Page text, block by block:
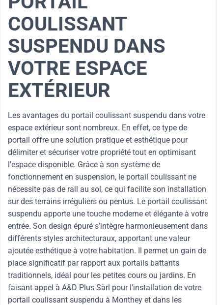
COULISSANT
SUSPENDU DANS
VOTRE ESPACE
EXTÉRIEUR
Les avantages du portail coulissant suspendu dans votre
espace extérieur sont nombreux. En effet, ce type de
portail offre une solution pratique et esthétique pour
délimiter et sécuriser votre propriété tout en optimisant
l’espace disponible. Grâce à son système de
fonctionnement en suspension, le portail coulissant ne
nécessite pas de rail au sol, ce qui facilite son installation
sur des terrains irréguliers ou pentus. Le portail coulissant
suspendu apporte une touche moderne et élégante à votre
entrée. Son design épuré s’intègre harmonieusement dans
différents styles architecturaux, apportant une valeur
ajoutée esthétique à votre habitation. Il permet un gain de
place significatif par rapport aux portails battants
traditionnels, idéal pour les petites cours ou jardins. En
faisant appel à A&D Plus Sàrl pour l’installation de votre
portail coulissant suspendu à Monthey et dans les